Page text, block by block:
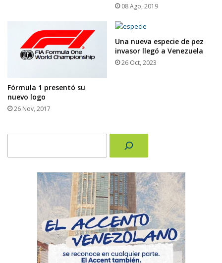
08 Ago, 2019
Fórmula 1 presentó su
nuevo logo
26 Nov, 2017
Una nueva especie de pez
invasor llegó a Venezuela
26 Oct, 2023